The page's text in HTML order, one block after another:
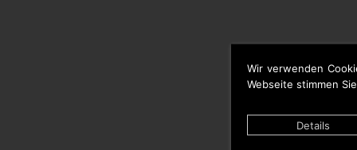
Wir verwenden
Webseite stimmen
Details